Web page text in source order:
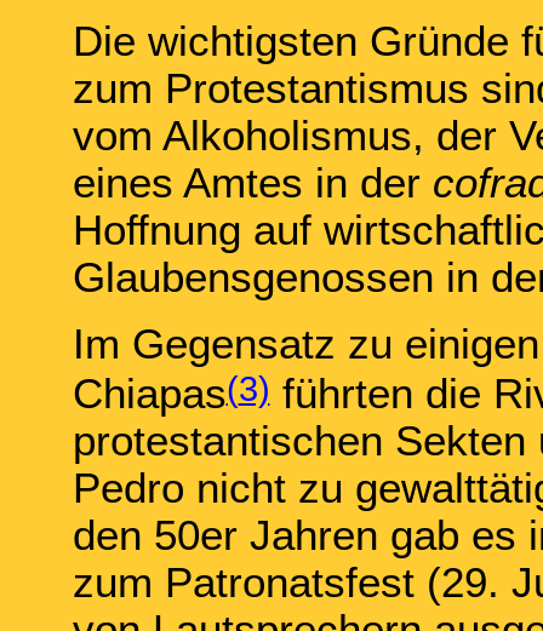
Die wichtigsten Gründe
zum Protestantismus
vom Alkoholismus, der
eines Amtes in der
Hoffnung auf
Glaubensgenossen in
Im Gegensatz zu
Chiapas(3)führten die
protestantischen
Pedro nicht zu
den 50er Jahren gab es
zum Patronatsfest (29.